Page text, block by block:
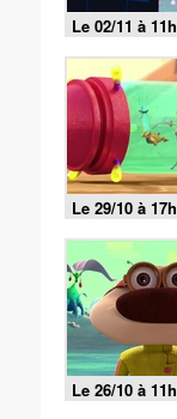
Le 02/11 à 11h
Le 29/10 à 17h
Le 26/10 à 11h